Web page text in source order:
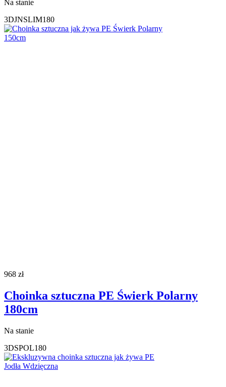
Na stanie
3DJNSLIM180
968 zł
Choinka sztuczna PE Świerk Polarny
180cm
Na stanie
3DSPOL180